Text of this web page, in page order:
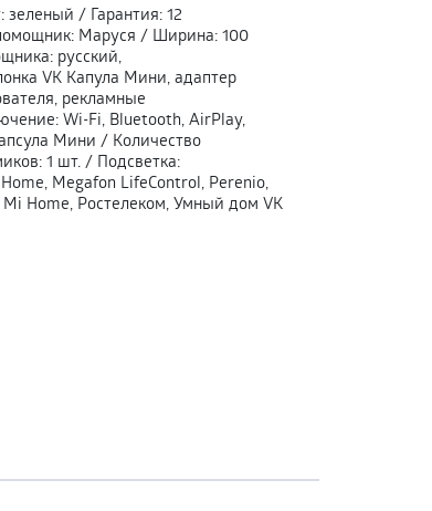
: зеленый / Гарантия: 12
: Маруся / Ширина: 100
: русский,
VK Капула Мини, адаптер
рекламные
: Wi-Fi, Bluetooth, AirPlay,
Мини / Количество
: 1 шт. / Подсветка:
Megafon LifeControl, Perenio,
Mi Home, Ростелеком, Умный дом VK